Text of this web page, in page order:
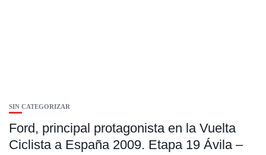
SIN CATEGORIZAR
Ford, principal protagonista en la Vuelta
Ciclista a España 2009. Etapa 19 Ávila –